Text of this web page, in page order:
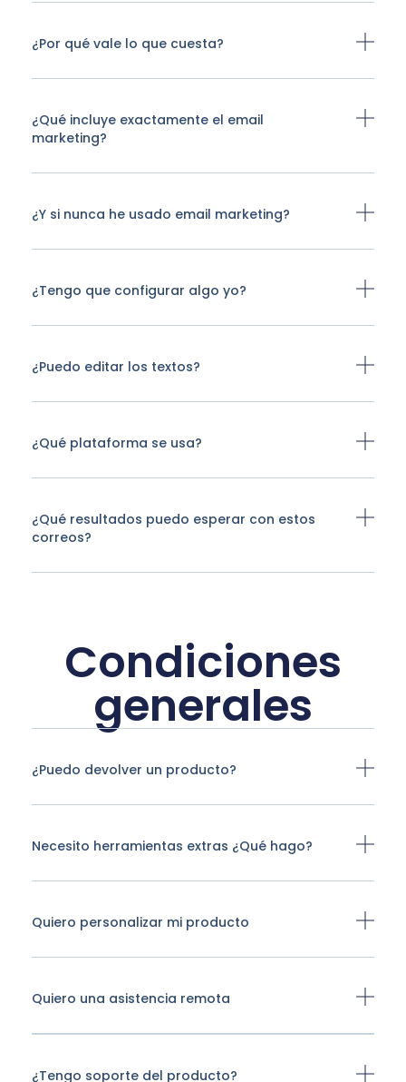
¿Por qué vale lo que cuesta?
¿Qué incluye exactamente el email
marketing?
¿Y si nunca he usado email marketing?
¿Tengo que configurar algo yo?
¿Puedo editar los textos?
¿Qué plataforma se usa?
¿Qué resultados puedo esperar con estos
correos?
Condiciones
generales
¿Puedo devolver un producto?
Necesito herramientas extras ¿Qué hago?
Quiero personalizar mi producto
Quiero una asistencia remota
¿Tengo soporte del producto?